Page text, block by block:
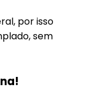
por isso
sem